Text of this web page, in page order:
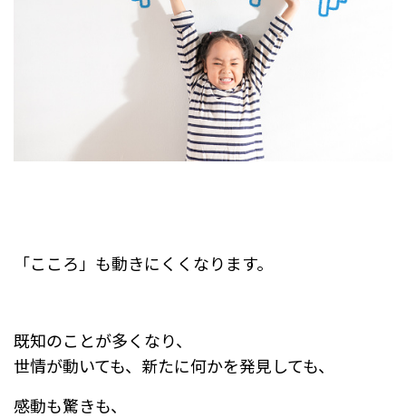
「こころ」も動きにくくなります。
既知のことが多くなり、
世情が動いても、新たに何かを発見しても、
感動も驚きも、